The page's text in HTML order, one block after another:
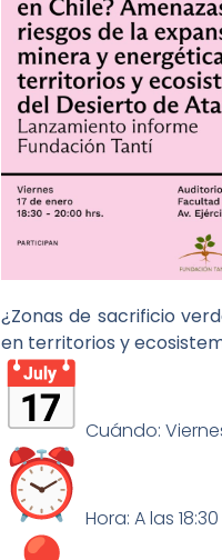
¿Zonas de sacrificio
en territorios y
Cuándo:
Hora: A las